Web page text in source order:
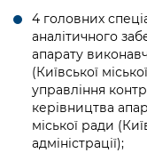
4 головних
аналітичного
апарату
(Київської
управління
керівництва
міської ради
адміністрації);